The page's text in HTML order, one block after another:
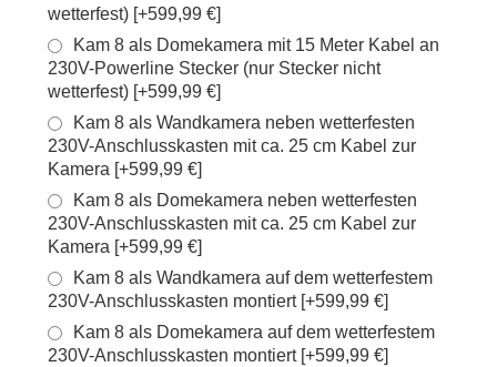
wetterfest) [+599,99 €]
Kam 8 als Domekamera mit 15 Meter Kabel an
230V-Powerline Stecker (nur Stecker nicht
wetterfest) [+599,99 €]
Kam 8 als Wandkamera neben wetterfesten
230V-Anschlusskasten mit ca. 25 cm Kabel zur
Kamera [+599,99 €]
Kam 8 als Domekamera neben wetterfesten
230V-Anschlusskasten mit ca. 25 cm Kabel zur
Kamera [+599,99 €]
Kam 8 als Wandkamera auf dem wetterfestem
230V-Anschlusskasten montiert [+599,99 €]
Kam 8 als Domekamera auf dem wetterfestem
230V-Anschlusskasten montiert [+599,99 €]